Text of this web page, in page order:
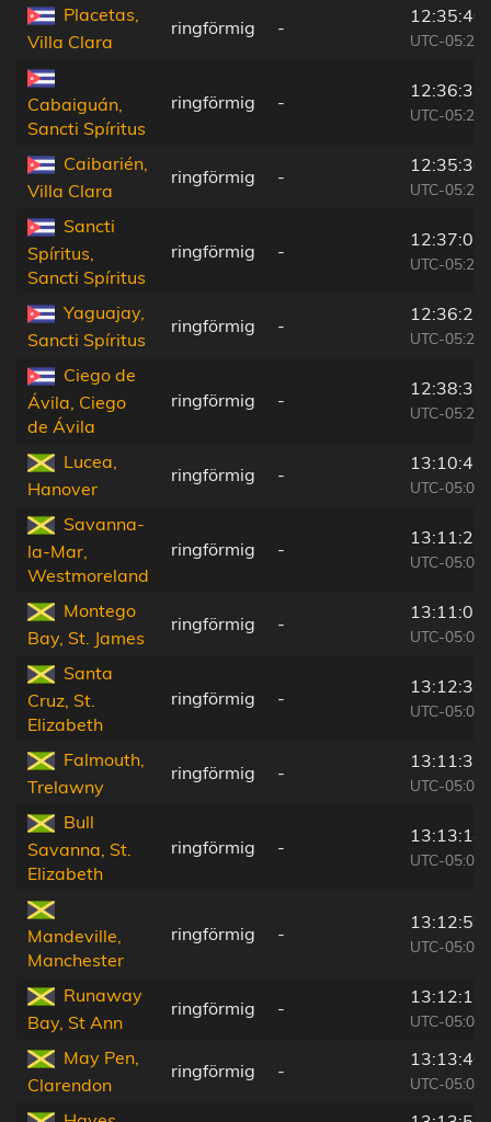
Placetas,
Villa Clara
ringförmig -
12:35:40
UTC-05:29
Cabaiguán,
Sancti Spíritus
ringförmig -
12:36:33
UTC-05:29
Caibarién,
Villa Clara
ringförmig -
12:35:30
UTC-05:29
Sancti
Spíritus,
Sancti Spíritus
ringförmig -
12:37:01
UTC-05:29
Yaguajay,
Sancti Spíritus
ringförmig -
12:36:25
UTC-05:29
Ciego de
Ávila, Ciego
de Ávila
ringförmig -
12:38:31
UTC-05:29
Lucea,
Hanover
ringförmig -
13:10:42
UTC-05:07
Savanna-
la-Mar,
Westmoreland
ringförmig -
13:11:23
UTC-05:07
Montego
Bay, St. James
ringförmig -
13:11:07
UTC-05:07
Santa
Cruz, St.
Elizabeth
ringförmig -
13:12:36
UTC-05:07
Falmouth,
Trelawny
ringförmig -
13:11:32
UTC-05:07
Bull
Savanna, St.
Elizabeth
ringförmig -
13:13:14
UTC-05:07
Mandeville,
Manchester
ringförmig -
13:12:59
UTC-05:07
Runaway
Bay, St Ann
ringförmig -
13:12:13
UTC-05:07
May Pen,
Clarendon
ringförmig -
13:13:40
UTC-05:07